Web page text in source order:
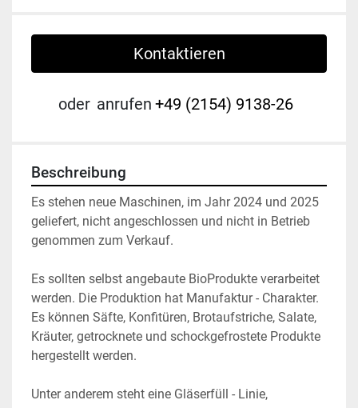
Kontaktieren
oder anrufen +49 (2154) 9138-26
Beschreibung
Es stehen neue Maschinen, im Jahr 2024 und 2025
geliefert, nicht angeschlossen und nicht in Betrieb
genommen zum Verkauf.
Es sollten selbst angebaute BioProdukte verarbeitet
werden. Die Produktion hat Manufaktur - Charakter.
Es können Säfte, Konfitüren, Brotaufstriche, Salate,
Kräuter, getrocknete und schockgefrostete Produkte
hergestellt werden.
Unter anderem steht eine Gläserfüll - Linie,